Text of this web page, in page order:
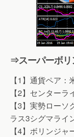
⇒スーパーボリ
【1】通貨ペア：
【2】センター
【3】実勢ロー
ラス3シグマライ
【4】ボリンジ